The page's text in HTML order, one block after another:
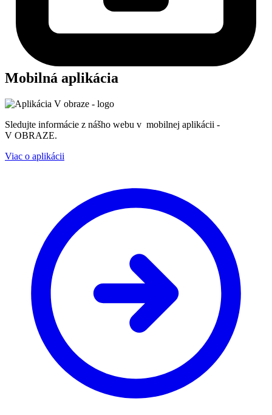
Mobilná aplikácia
Sledujte informácie z nášho webu v mobilnej aplikácii -
V OBRAZE.
Viac o aplikácii